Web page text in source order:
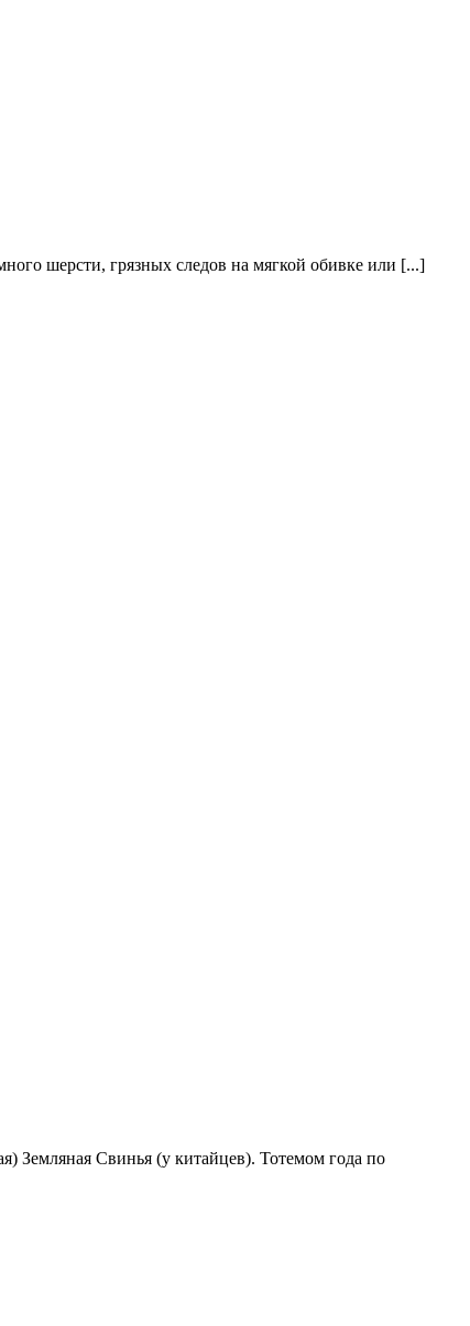
шерсти, грязных следов на мягкой обивке или [...]
Земляная Свинья (у китайцев). Тотемом года по